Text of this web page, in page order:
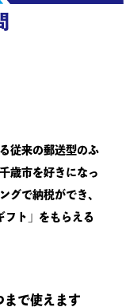
従来の郵送型のふ
歳市を好きになっ
グで納税ができ、
フト」をもらえる
まで使えます